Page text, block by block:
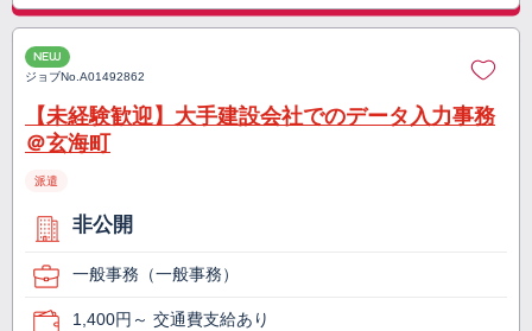
NEW
ジョブNo.A01492862
【未経験歓迎】大手建設会社でのデータ入力事務
＠玄海町
派遣
非公開
一般事務（一般事務）
1,400円～ 交通費支給あり